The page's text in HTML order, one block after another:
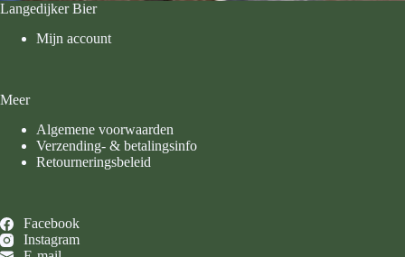
Langedijker Bier
Mijn account
Meer
Algemene voorwaarden
Verzending- & betalingsinfo
Retourneringsbeleid
Facebook
Instagram